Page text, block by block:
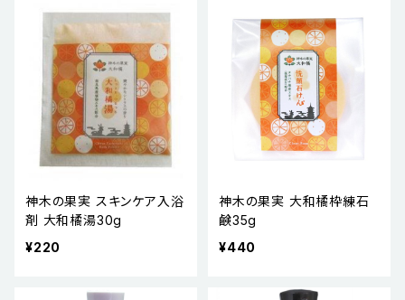
神木の果実 スキンケア入浴
剤 大和橘湯30g
¥220
神木の果実 大和橘枠練石
鹸35g
¥440